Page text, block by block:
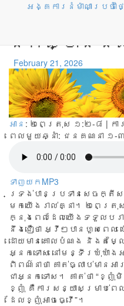
អង្គការនំម៉ាណាប្រចាំថ្
ព្រះបន្ទូល
នឹកស្មានដ
February 21, 2026
អាន : ២ពេត្រុស ១:២-៨ | ក
ពេលមួយឆ្នាំ: ជនគណនា ១-
ទាញយកMP3
ទ្រង់បានប្រទានសេចក្តី
មកយើងរាល់គ្នា។ ២ពេត្រុ
ក្នុង​ពេល​ដែល​យើង​ទទួល​​ប
នឹង​ជឿ​ថា អ្វី​ៗ​បាន​ហួស​ពេល
ដោយ​មាន​គោល​បំណង និង​តម្លៃ​
អ្នក​ទោស នៅ​មន្ទីរ​ឃុំ​ឃាំង​
ពិពណ៌​នា​ថា​ គាត់​ធ្លាប់​មាន​អ
ជា​អ្នក​ទោស។ គាត់​ថា “​ខ្ញុំ​
ខ្ញុំ គឺ​ការ​សន្យា​សម្រាប់​ព
ដែល​ខ្ញុំ​អាច​ធ្វើ”។